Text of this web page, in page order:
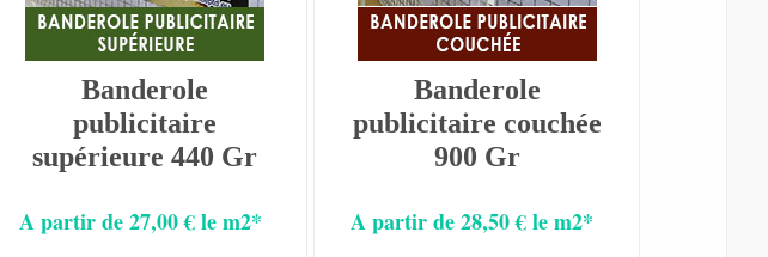
Banderole
publicitaire
supérieure 440 Gr
A partir de 27,00 € le m2*
Banderole
publicitaire couchée
900 Gr
A partir de 28,50 € le m2*